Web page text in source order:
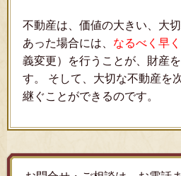
不動産は、価値の大きい、大
あった場合には、 なるべく早く
義変更）を行うことが、財産
す。 そして、大切な不動産を
継ぐことができるのです。